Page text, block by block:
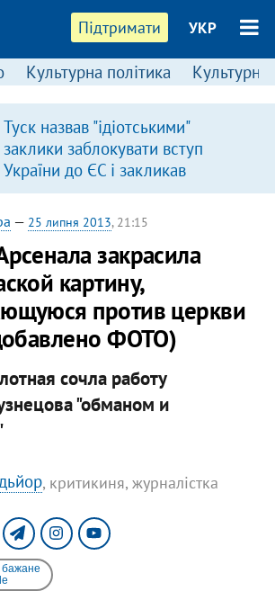
Підтримати УКР
Культурна політика Культурні
Туск назвав "ідіотськими"
заклики заблокувати вступ
України до ЄС і закликав
припинити антиукраїнську
риторику
— 25 липня 2013, 21:15
закрасила
картину,
против церкви
ФОТО)
сочла работу
"обманом и
, критикиня, журналістка
бажане